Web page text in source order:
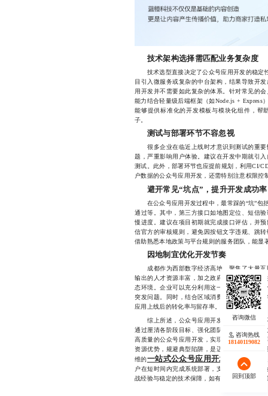
技术架构选择需匹配业务复杂度
技术选型直接决定了公众号应用开发的稳定
目引入微服务或复杂的中台架构，结果导致开
用开发并不需要如此复杂的体系。针对常见的
能力结合轻量级后端框架（如Node.js +
能够提供标准化的开发模板与模块化组件，帮
子。
测试与部署环节不容忽视
很多企业在临近上线时才意识到测试的重要
题，严重影响用户体验。建议在开发中期就引
测试。此外，部署环节也应提前规划，利用CI/
户数据的公众号应用开发，还需特别注意权限
避开常见“坑点”，提升开发成功率
在公众号应用开发过程中，最常踩的“坑”包
通过等。其中，第三方接口如地图定位、短信
慢进度。建议在项目初期就完成接口评估，并
信官方的审核规则，避免因按钮文字违规、跳
借助熟悉本地政策与平台规则的服务团队，能显
因地制宜优化开发节奏
成都作为西部数字经济高地，聚集了大量互
输出的人才资源丰富，加之政府对科技创新的
态环境。企业可以充分利用这一优势，选择本
突发问题。同时，结合区域消费习惯与用户行
应用上线后的转化率与留存率。
综上所述，公众号应用开发的落地周期并非
通过厘清各阶段目标、强化团队协作、优选技
高质量的公众号应用开发，实现快速上线与市
资源优势，规避典型陷阱，是迈向数字化成功
维的一站式公众号应用开发服务，擅长
户在短时间内完成系统部署，支持多种应用场
战经验与稳定的技术保障，如有相关需求可直接
咨询热线
18140119082
回到顶部